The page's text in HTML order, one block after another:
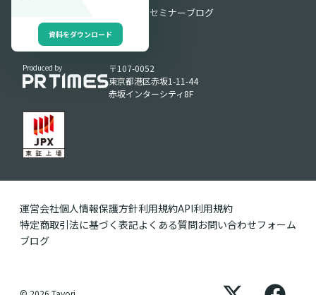
セミナーブログ
Produced by
〒107-0052
東京都港区赤坂1-11-44
赤坂インターシティ8F
運営会社個人情報保護方針利用規約API利用規約
特定商取引法に基づく表記よくある質問お問い合わせフォーム
ブログ
資料をダウンロード